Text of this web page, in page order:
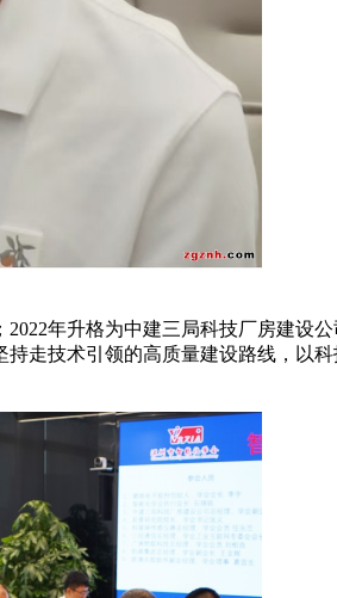
年升格为中建三局科技厂房建设
走技术引领的高质量建设路线，以